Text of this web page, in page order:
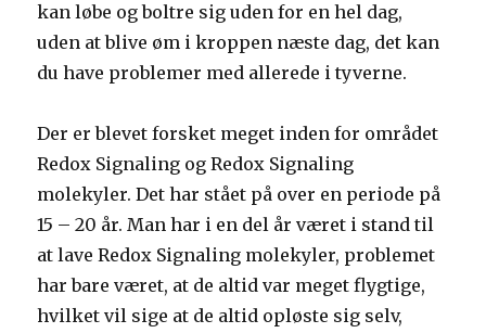
kan løbe og boltre sig uden for en hel dag,
uden at blive øm i kroppen næste dag, det kan
du have problemer med allerede i tyverne.
Der er blevet forsket meget inden for området
Redox Signaling og Redox Signaling
molekyler. Det har stået på over en periode på
15 – 20 år. Man har i en del år været i stand til
at lave Redox Signaling molekyler, problemet
har bare været, at de altid var meget flygtige,
hvilket vil sige at de altid opløste sig selv,